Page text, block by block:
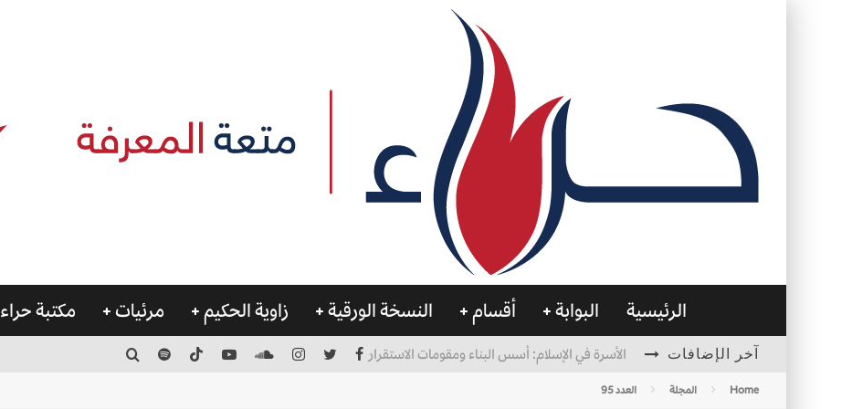
الرئيسية البوابة أقسام النسخة الورقية زاوية الحكيم مرئيات مكتبة حراء
آخر الإضافات الأسرة في الإسلام: أسس البناء ومقومات الاستقرار
العظام… صمتٌ يحمل الحياة Home المجلة العدد 95